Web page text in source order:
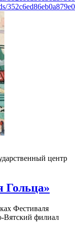
центр
Гольца»
Фестиваля
Вятский филиал